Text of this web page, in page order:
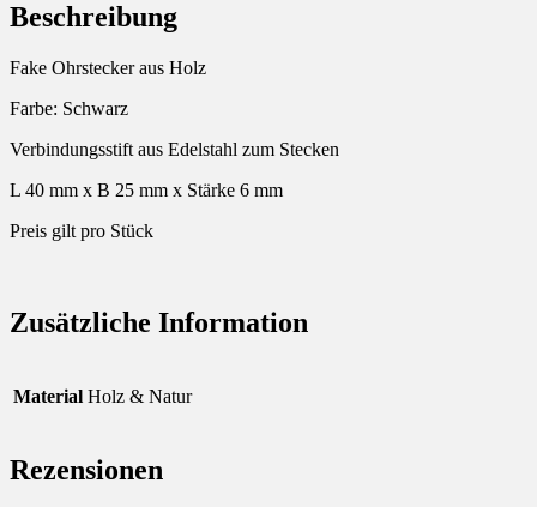
Beschreibung
Fake Ohrstecker aus Holz
Farbe: Schwarz
Verbindungsstift aus Edelstahl zum Stecken
L 40 mm x B 25 mm x Stärke 6 mm
Preis gilt pro Stück
Zusätzliche Information
Material Holz & Natur
Rezensionen